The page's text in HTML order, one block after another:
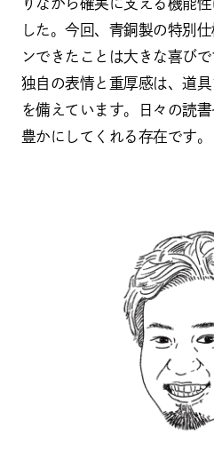
した。今回、青銅製の特別
ンできたことは大きな喜び
独自の表情と重厚感は、道
を備えています。日々の読
豊かにしてくれる存在です。